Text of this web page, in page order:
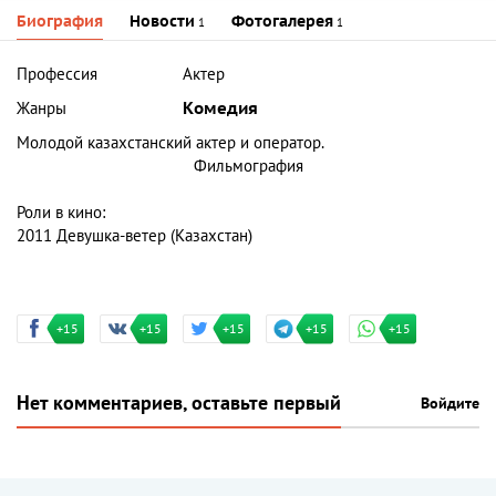
Биография Новости 1 Фотогалерея 1
Профессия
Актер
Жанры
Комедия
Молодой казахстанский актер и оператор.
Фильмография
Роли в кино:
2011 Девушка-ветер (Казахстан)
+15 +15 +15 +15 +15
Нет комментариев, оставьте первый Войдите